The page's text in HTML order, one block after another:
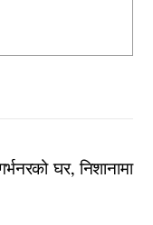
घर, निशानामा